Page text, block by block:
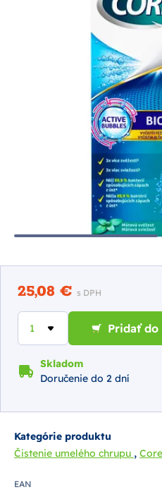
25,08 € s DPH
Pridať do
Skladom
Doručenie do 2 dní
Kategórie produktu
Čistenie umelého chrupu ,
EAN